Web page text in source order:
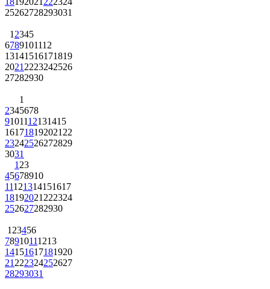
25262728293031
1 2345
6789101112
13141516171819
2021 2223242526
27282930
1
2345678
9101112131415
161718192021 22
23242526272829
3031
1 23
45678910
11121314151617
18192021 222324
252627282930
1 23456
78910111213
14151617181920
21 222324252627
28293031